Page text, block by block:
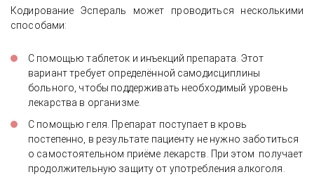
Кодирование Эспераль может проводиться несколькими
способами:
С помощью таблеток и инъекций препарата. Этот
вариант требует определённой самодисциплины
больного, чтобы поддерживать необходимый уровень
лекарства в организме.
С помощью геля. Препарат поступает в кровь
постепенно, в результате пациенту не нужно заботиться
о самостоятельном приёме лекарств. При этом получает
продолжительную защиту от употребления алкоголя.